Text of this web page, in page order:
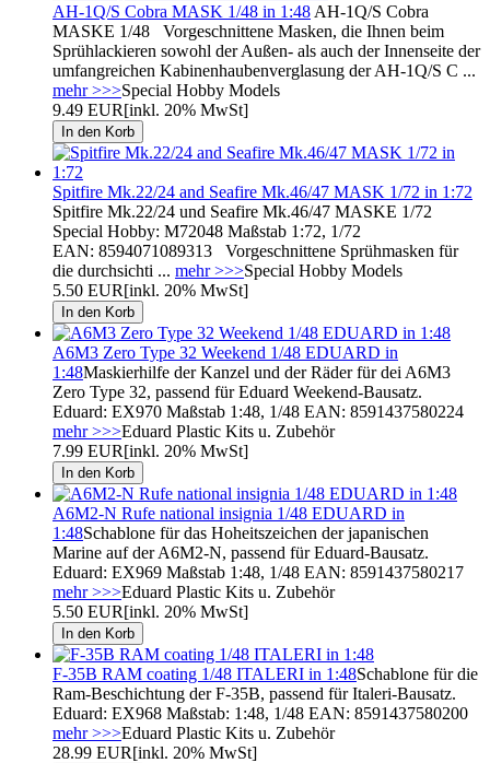
AH-1Q/S Cobra MASK 1/48 in 1:48 AH-1Q/S Cobra
MASKE 1/48 Vorgeschnittene Masken, die Ihnen beim
Sprühlackieren sowohl der Außen- als auch der Innenseite der
umfangreichen Kabinenhaubenverglasung der AH-1Q/S C ...
mehr >>>Special Hobby Models
9.49 EUR[inkl. 20% MwSt]
Spitfire Mk.22/24 and Seafire Mk.46/47 MASK 1/72 in 1:72
Spitfire Mk.22/24 und Seafire Mk.46/47 MASKE 1/72
Special Hobby: M72048 Maßstab 1:72, 1/72
EAN: 8594071089313 Vorgeschnittene Sprühmasken für
die durchsichti ... mehr >>>Special Hobby Models
5.50 EUR[inkl. 20% MwSt]
A6M3 Zero Type 32 Weekend 1/48 EDUARD in
1:48Maskierhilfe der Kanzel und der Räder für dei A6M3
Zero Type 32, passend für Eduard Weekend-Bausatz.
Eduard: EX970 Maßstab 1:48, 1/48 EAN: 8591437580224
mehr >>>Eduard Plastic Kits u. Zubehör
7.99 EUR[inkl. 20% MwSt]
A6M2-N Rufe national insignia 1/48 EDUARD in
1:48Schablone für das Hoheitszeichen der japanischen
Marine auf der A6M2-N, passend für Eduard-Bausatz.
Eduard: EX969 Maßstab 1:48, 1/48 EAN: 8591437580217
mehr >>>Eduard Plastic Kits u. Zubehör
5.50 EUR[inkl. 20% MwSt]
F-35B RAM coating 1/48 ITALERI in 1:48Schablone für die
Ram-Beschichtung der F-35B, passend für Italeri-Bausatz.
Eduard: EX968 Maßstab: 1:48, 1/48 EAN: 8591437580200
mehr >>>Eduard Plastic Kits u. Zubehör
28.99 EUR[inkl. 20% MwSt]